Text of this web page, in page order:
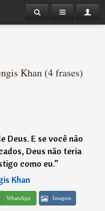
Khan (4 frases)
Deus. E se você não
Deus não teria
como eu.”
Khan
WhatsApp Imagem